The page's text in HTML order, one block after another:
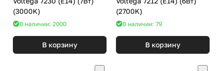
(3000K)
В наличии: 2000
В корзину
(2700K)
В наличии: 79
В корзину